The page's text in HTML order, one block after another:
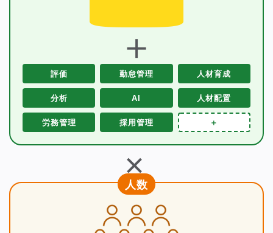
＋
評価 勤怠管理 人材育成
分析 AI 人材配置
労務管理 採用管理 ＋
＋
人数